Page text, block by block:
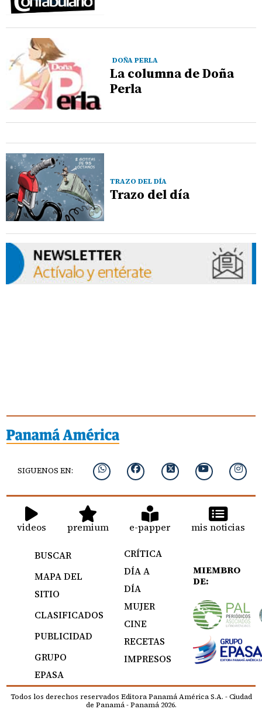
DOÑA PERLA
La columna de Doña
Perla
TRAZO DEL DÍA
Trazo del día
SIGUENOS EN:
videos premium e-papper mis noticias
BUSCAR
MAPA DEL
SITIO
CLASIFICADOS
PUBLICIDAD
GRUPO
EPASA
CRÍTICA
DÍA A
DÍA
MUJER
CINE
RECETAS
IMPRESOS
MIEMBRO
DE:
Todos los derechos reservados Editora Panamá América S.A. - Ciudad
de Panamá - Panamá 2026.